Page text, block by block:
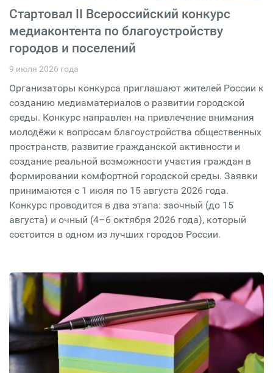
Стартовал II Всероссийский конкурс
медиаконтента по благоустройству
городов и поселений
9 июля 2026 года
Организаторы конкурса приглашают жителей России к
созданию медиаматериалов о развитии городской
среды. Конкурс направлен на привлечение внимания
молодёжи к вопросам благоустройства общественных
пространств, развитие гражданской активности и
создание реальной возможности участия граждан в
формировании комфортной городской среды. Заявки
принимаются с 1 июля по 15 августа 2026 года.
Конкурс проводится в два этапа: заочный (до 15
августа) и очный (4–6 октября 2026 года), который
состоится в одном из лучших городов России.